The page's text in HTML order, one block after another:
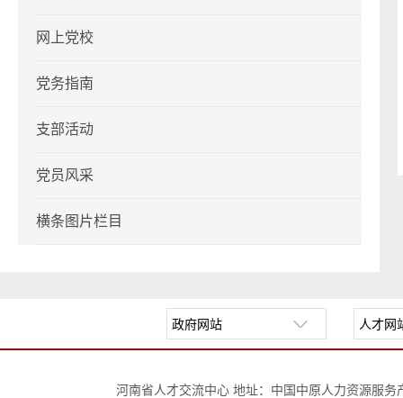
网上党校
党务指南
支部活动
党员风采
横条图片栏目
河南省人才交流中心 地址：中国中原人力资源服